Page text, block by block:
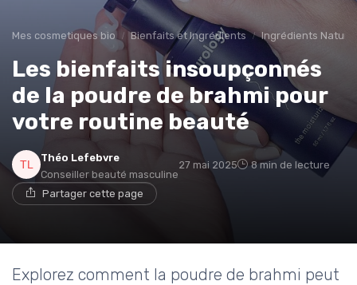
Mes cosmetiques bio Bienfaits et Ingrédients Ingrédients
Les bienfaits insoupçonnés
de la poudre de brahmi pour
votre routine beauté
Théo Lefebvre
Conseiller beauté masculine
27 mai 2025 8 min de lecture
Partager cette page
Explorez comment la poudre de brahmi peut